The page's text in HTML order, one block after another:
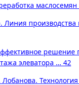
Линия
решение
элеватора … 42